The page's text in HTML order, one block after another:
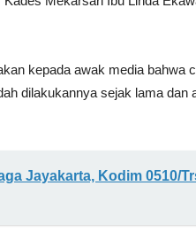
kepada awak media bahwa
dilakukannya sejak lama dan
Jayakarta, Kodim 0510/